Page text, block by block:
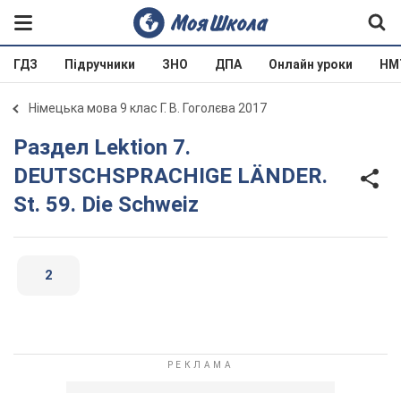
ГДЗ Підручники ЗНО ДПА Онлайн уроки
Німецька мова 9 клас Г. В. Гоголєва 2017
Раздел Lektion 7.
DEUTSCHSPRACHIGE LÄNDER.
St. 59. Die Schweiz
2